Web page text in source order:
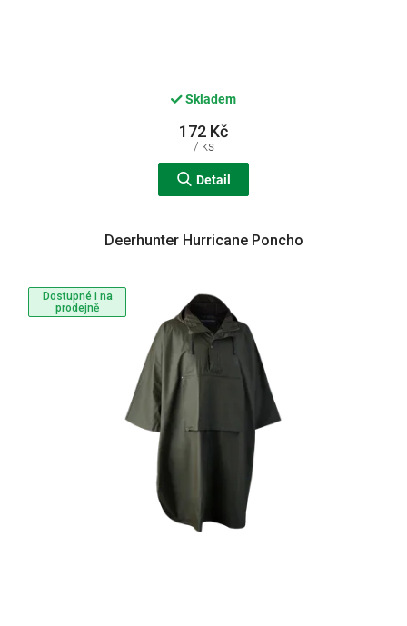
Skladem
172 Kč
/ ks
Detail
Dostupné i na
prodejně
Deerhunter Hurricane Poncho